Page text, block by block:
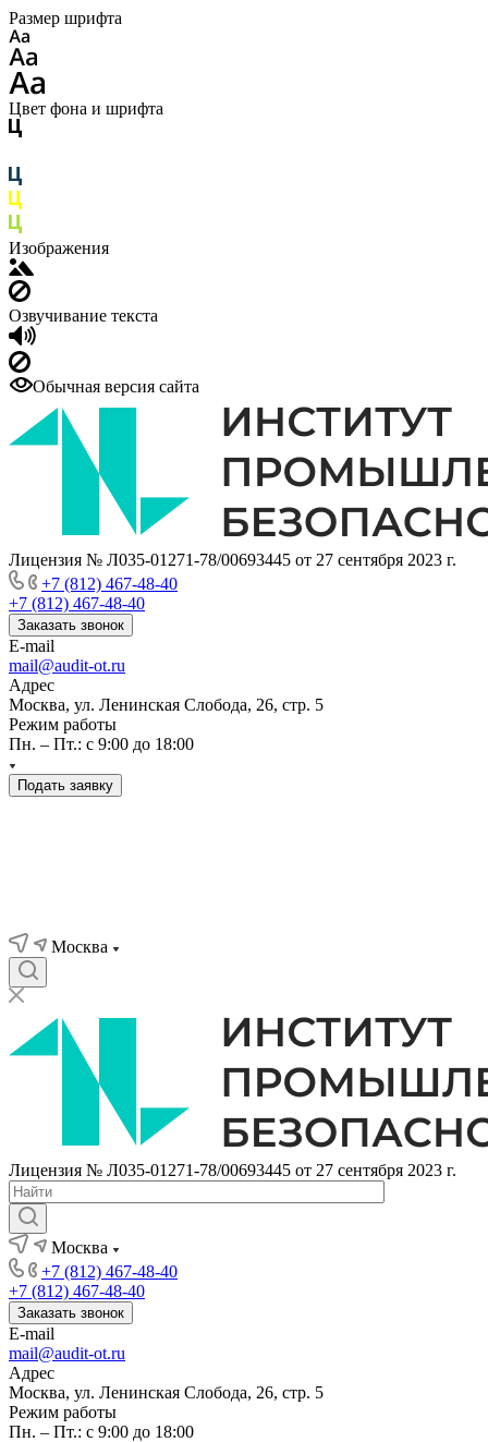
Размер шрифта
Цвет фона и шрифта
Изображения
Озвучивание текста
Обычная версия сайта
Лицензия № Л035-01271-78/00693445 от 27 сентября 2023 г.
+7 (812) 467-48-40
+7 (812) 467-48-40
Заказать звонок
E-mail
mail@audit-ot.ru
Адрес
Москва, ул. Ленинская Слобода, 26, стр. 5
Режим работы
Пн. – Пт.: с 9:00 до 18:00
Подать заявку
Москва
Лицензия № Л035-01271-78/00693445 от 27 сентября 2023 г.
Москва
+7 (812) 467-48-40
+7 (812) 467-48-40
Заказать звонок
E-mail
mail@audit-ot.ru
Адрес
Москва, ул. Ленинская Слобода, 26, стр. 5
Режим работы
Пн. – Пт.: с 9:00 до 18:00